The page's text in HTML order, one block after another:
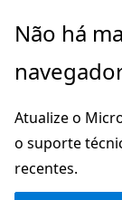
Pular
o
principal
Não há
Atualize o
o suporte
recentes.